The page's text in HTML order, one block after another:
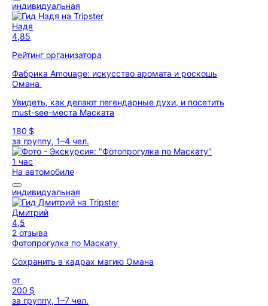
индивидуальная
Надя
4,85
Рейтинг организатора
Фабрика Amouage: искусство аромата и роскошь
Омана
Увидеть, как делают легендарные духи, и посетить
must-see-места Маската
180 $
за группу, 1–4 чел.
1 час
На автомобиле
индивидуальная
Дмитрий
4,5
2 отзыва
Фотопрогулка по Маскату
Сохранить в кадрах магию Омана
от
200 $
за группу, 1–7 чел.